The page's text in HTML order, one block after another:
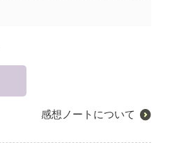
感想ノートについて